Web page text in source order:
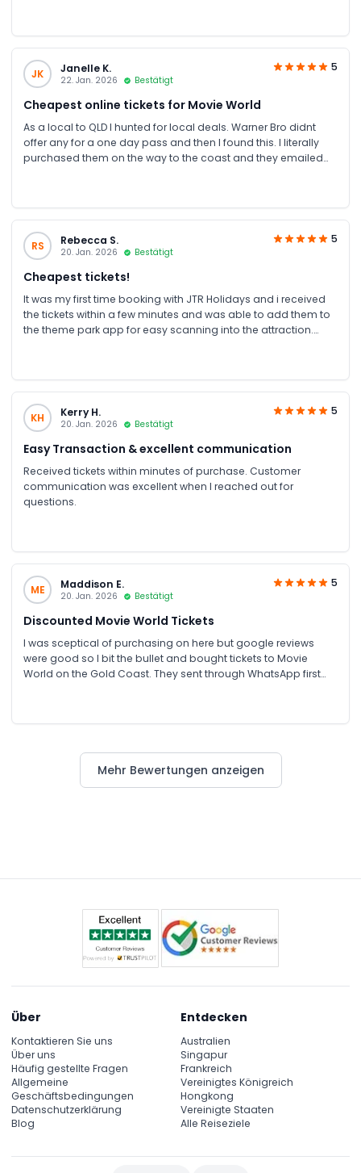
JK Janelle K.
22. Jan. 2026 Bestätigt
5
Cheapest online tickets for Movie World
As a local to QLD I hunted for local deals. Warner Bro didnt
offer any for a one day pass and then I found this. I literally
purchased them on the way to the coast and they emailed
RS Rebecca S.
20. Jan. 2026 Bestätigt
5
Cheapest tickets!
It was my first time booking with JTR Holidays and i received
the tickets within a few minutes and was able to add them to
the theme park app for easy scanning into the attraction.
KH Kerry H.
20. Jan. 2026 Bestätigt
5
Easy Transaction & excellent communication
Received tickets within minutes of purchase. Customer
communication was excellent when I reached out for
questions.
ME Maddison E.
20. Jan. 2026 Bestätigt
5
Discounted Movie World Tickets
I was sceptical of purchasing on here but google reviews
were good so I bit the bullet and bought tickets to Movie
World on the Gold Coast. They sent through WhatsApp first
Mehr Bewertungen anzeigen
Über
Kontaktieren Sie uns
Über uns
Häufig gestellte Fragen
Allgemeine
Geschäftsbedingungen
Datenschutzerklärung
Blog
Entdecken
Australien
Singapur
Frankreich
Vereinigtes Königreich
Hongkong
Vereinigte Staaten
Alle Reiseziele